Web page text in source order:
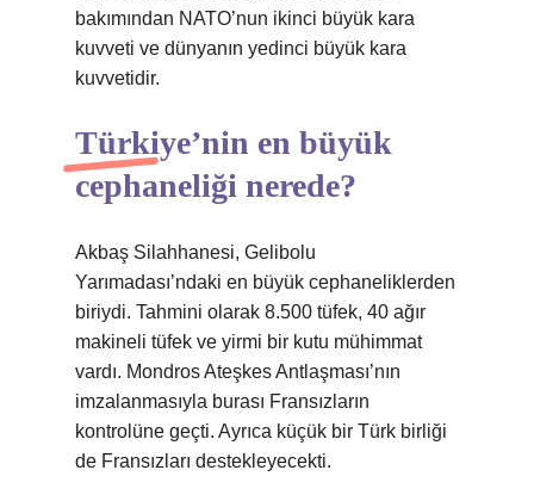
bakımından NATO’nun ikinci büyük kara
kuvveti ve dünyanın yedinci büyük kara
kuvvetidir.
Türkiye’nin en büyük
cephaneliği nerede?
Akbaş Silahhanesi, Gelibolu
Yarımadası’ndaki en büyük cephaneliklerden
biriydi. Tahmini olarak 8.500 tüfek, 40 ağır
makineli tüfek ve yirmi bir kutu mühimmat
vardı. Mondros Ateşkes Antlaşması’nın
imzalanmasıyla burası Fransızların
kontrolüne geçti. Ayrıca küçük bir Türk birliği
de Fransızları destekleyecekti.